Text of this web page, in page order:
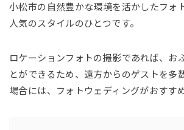
小松市の自然豊かな環境を活かしたフォ
人気のスタイルのひとつです。
ロケーションフォトの撮影であれば、お
とができるため、遠方からのゲストを多
場合には、フォトウェディングがおすす